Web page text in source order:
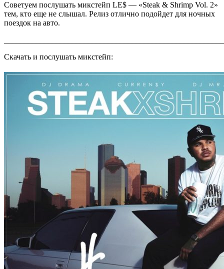
Советуем послушать микстейп LE$ — «Steak & Shrimp Vol. 2»
тем, кто еще не слышал. Релиз отлично подойдет для ночных
поездок на авто.
Скачать и послушать микстейп: